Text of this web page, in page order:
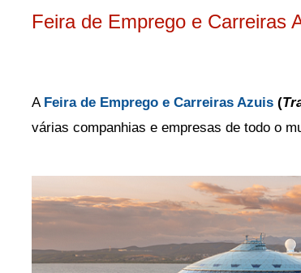
Feira de Emprego e Carreiras
A Feira de Emprego e Carreiras Azuis (
várias companhias e empresas de todo o